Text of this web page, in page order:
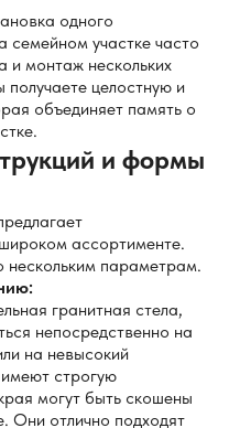
одного
семейном участке часто
и монтаж нескольких
целостную и
объединяет память о
и формы
ассортименте.
параметрам.
гранитная стела,
непосредственно на
на невысокий
строгую
могут быть скошены
Они отлично подходят